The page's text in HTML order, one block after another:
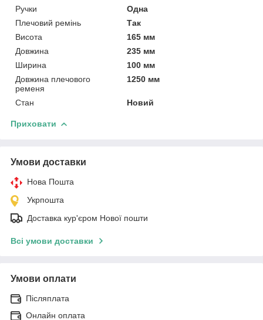
Ручки
Одна
Плечовий ремінь
Так
Висота
165 мм
Довжина
235 мм
Ширина
100 мм
Довжина плечового
ременя
1250 мм
Стан Новий
Приховати
Умови доставки
Нова Пошта
Укрпошта
Доставка кур'єром Нової пошти
Всі умови доставки
Умови оплати
Післяплата
Онлайн оплата